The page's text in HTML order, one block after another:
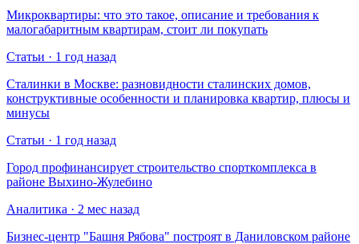
Микроквартиры: что это такое, описание и требования к
малогабаритным квартирам, стоит ли покупать
Статьи · 1 год назад
Сталинки в Москве: разновидности сталинских домов,
конструктивные особенности и планировка квартир, плюсы и
минусы
Статьи · 1 год назад
Город профинансирует строительство спорткомплекса в
районе Выхино-Жулебино
Аналитика · 2 мес назад
Бизнес-центр "Башня Рябова" построят в Даниловском районе